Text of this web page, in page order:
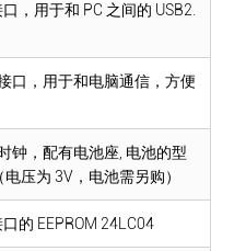
，用于和 PC 之间的 USB2.
口，用于和电脑通信，方便
钟，配有电池座, 电池的型
压为 3V，电池需另购）
的 EEPROM 24LC04